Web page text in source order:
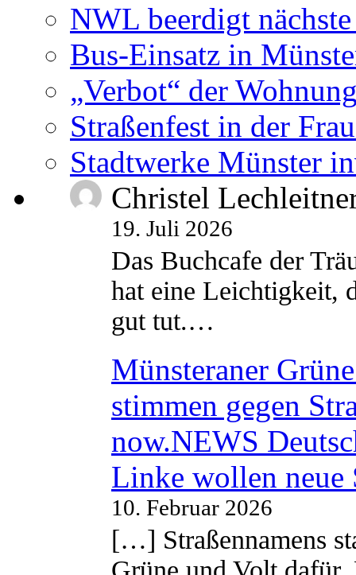
NWL beerdigt
Bus-Einsatz in
„Verbot“ der
Straßenfest in der
Stadtwerke Münster
Christel
19. Juli 2026
Das Buchcafe der
hat eine Leichtigkeit,
gut tut.…
Münsteraner
stimmen gegen
now.NEWS
Linke wollen neue
10. Februar 2026
[…] Straßennamens